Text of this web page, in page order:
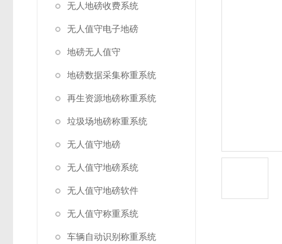
无人地磅收费系统
无人值守电子地磅
地磅无人值守
地磅数据采集称重系统
再生资源地磅称重系统
垃圾场地磅称重系统
无人值守地磅
无人值守地磅系统
无人值守地磅软件
无人值守称重系统
车辆自动识别称重系统